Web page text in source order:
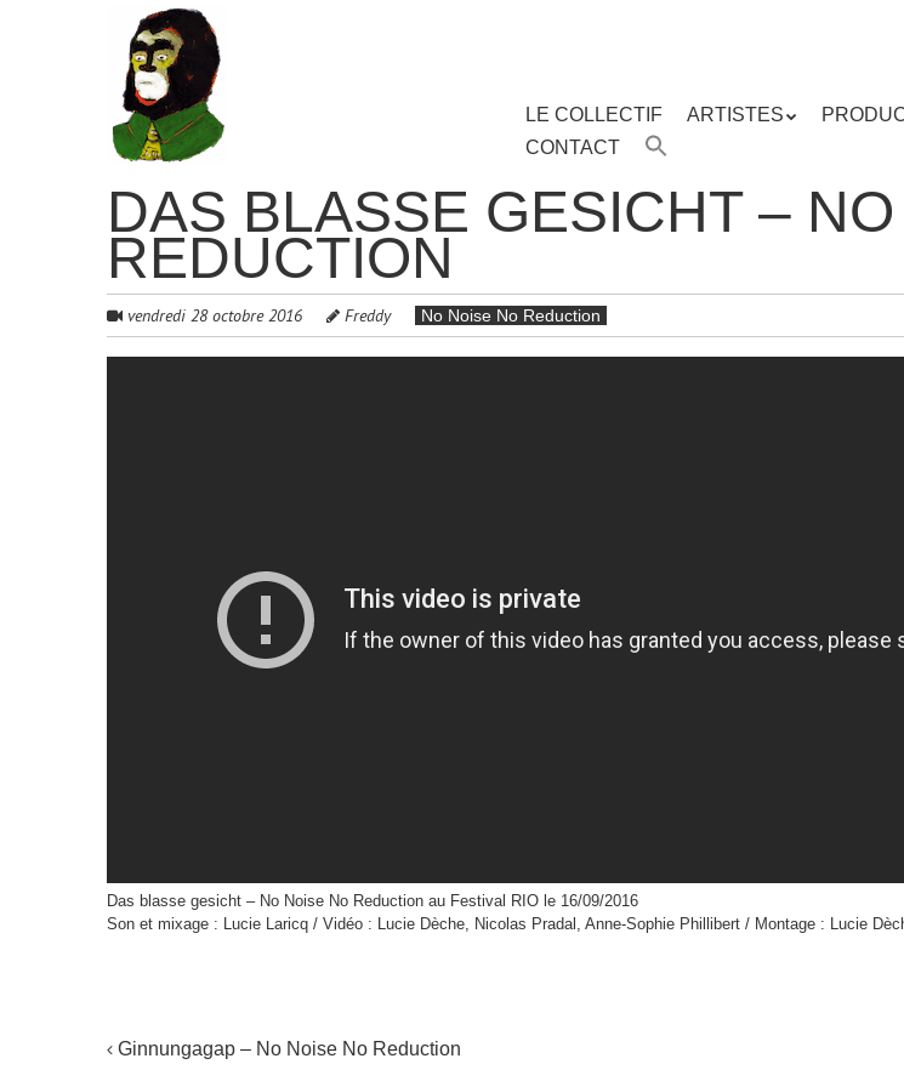
MENU
Aller
contenu
LE COLLECTIF ARTISTES
CONTACT
DAS BLASSE GESICHT –
REDUCTION
vendredi 28 octobre 2016 Freddy No Noise No Reduction
Das blasse gesicht – No Noise No Reduction au Festival RIO le 16/09/2016
Son et mixage : Lucie Laricq / Vidéo : Lucie Dèche, Nicolas Pradal, Anne-Sophie Phillibert / Montage : Lucie
NAVIGATION
Ginnungagap – No Noise No Reduction